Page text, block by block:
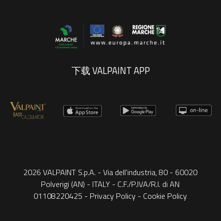
下载 VALPAINT APP
2026 VALPAINT S.p.A. - Via dell'industria, 80 - 60020
Polverigi (AN) - ITALY - C.F./P.IVA/R.I. di AN
01108220425 - Privacy Policy - Cookie Policy